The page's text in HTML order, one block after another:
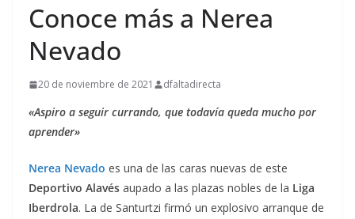
Conoce más a Nerea
Nevado
20 de noviembre de 2021 dfaltadirecta
«Aspiro a seguir currando, que todavía queda mucho por
aprender»
Nerea Nevado es una de las caras nuevas de este
Deportivo Alavés aupado a las plazas nobles de la Liga
Iberdrola. La de Santurtzi firmó un explosivo arranque de